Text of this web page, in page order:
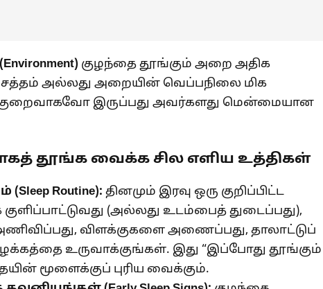
Environment) குழந்தை தூங்கும் அறை அதிக
சத்தம் அல்லது அறையின் வெப்பநிலை மிக
இருப்பது அவர்களது மென்மையான
தூங்க வைக்க சில எளிய உத்திகள்
(Sleep Routine): தினமும் இரவு ஒரு குறிப்பிட்ட
(அல்லது உடம்பைத் துடைப்பது),
விளக்குகளை அணைப்பது, தாலாட்டுப்
உருவாக்குங்கள். இது “இப்போது தூங்கும்
மூளைக்குப் புரிய வைக்கும்.